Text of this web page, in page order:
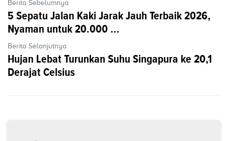
Berita Sebelumnya
5 Sepatu Jalan Kaki Jarak Jauh Terbaik 2026,
Nyaman untuk 20.000 ...
Berita Selanjutnya
Hujan Lebat Turunkan Suhu Singapura ke 20,1
Derajat Celsius